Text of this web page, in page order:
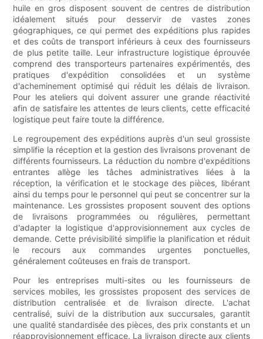
huile en gros disposent souvent de centres de distribution
idéalement situés pour desservir de vastes zones
géographiques, ce qui permet des expéditions plus rapides
et des coûts de transport inférieurs à ceux des fournisseurs
de plus petite taille. Leur infrastructure logistique éprouvée
comprend des transporteurs partenaires expérimentés, des
pratiques d'expédition consolidées et un système
d'acheminement optimisé qui réduit les délais de livraison.
Pour les ateliers qui doivent assurer une grande réactivité
afin de satisfaire les attentes de leurs clients, cette efficacité
logistique peut faire toute la différence.
Le regroupement des expéditions auprès d'un seul grossiste
simplifie la réception et la gestion des livraisons provenant de
différents fournisseurs. La réduction du nombre d'expéditions
entrantes allège les tâches administratives liées à la
réception, la vérification et le stockage des pièces, libérant
ainsi du temps pour le personnel qui peut se concentrer sur la
maintenance. Les grossistes proposent souvent des options
de livraisons programmées ou régulières, permettant
d'adapter la logistique d'approvisionnement aux cycles de
demande. Cette prévisibilité simplifie la planification et réduit
le recours aux commandes urgentes ponctuelles,
généralement coûteuses en frais de transport.
Pour les entreprises multi-sites ou les fournisseurs de
services mobiles, les grossistes proposent des services de
distribution centralisée et de livraison directe. L'achat
centralisé, suivi de la distribution aux succursales, garantit
une qualité standardisée des pièces, des prix constants et un
réapprovisionnement efficace. La livraison directe aux clients